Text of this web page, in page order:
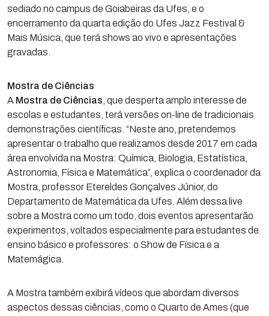
sediado no campus de Goiabeiras da Ufes, e o
encerramento da quarta edição do Ufes Jazz Festival &
Mais Música, que terá shows ao vivo e apresentações
gravadas.
Mostra de Ciências
A Mostra de Ciências , que desperta amplo interesse de
escolas e estudantes, terá versões on-line de tradicionais
demonstrações científicas. “Neste ano, pretendemos
apresentar o trabalho que realizamos desde 2017 em cada
área envolvida na Mostra: Química, Biologia, Estatística,
Astronomia, Física e Matemática”, explica o coordenador da
Mostra, professor Etereldes Gonçalves Júnior, do
Departamento de Matemática da Ufes. Além dessa live
sobre a Mostra como um todo, dois eventos apresentarão
experimentos, voltados especialmente para estudantes de
ensino básico e professores: o Show de Física e a
Matemágica.
A Mostra também exibirá vídeos que abordam diversos
aspectos dessas ciências, como o Quarto de Ames (que